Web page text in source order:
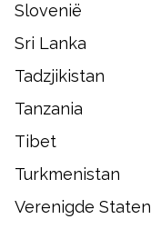
Slovenië
Sri Lanka
Tadzjikistan
Tanzania
Tibet
Turkmenistan
Verenigde Staten